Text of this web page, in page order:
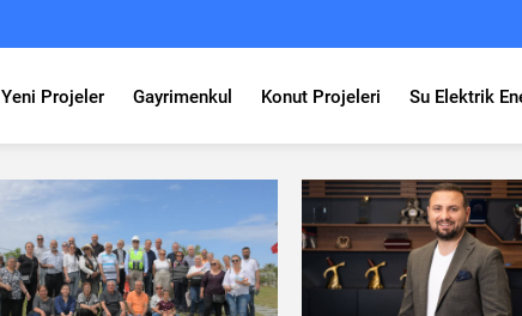
Yeni Projeler Gayrimenkul Konut Projeleri Su Elektrik